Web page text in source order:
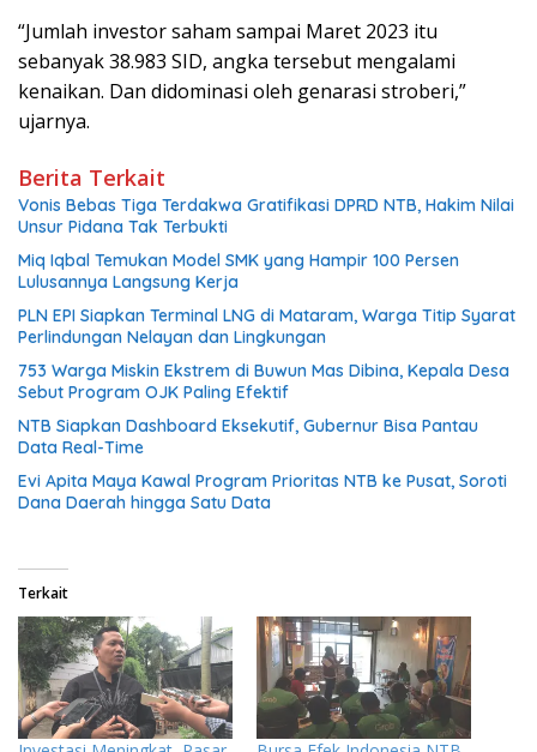
“Jumlah investor saham sampai Maret 2023 itu
sebanyak 38.983 SID, angka tersebut mengalami
kenaikan. Dan didominasi oleh genarasi stroberi,”
ujarnya.
Berita Terkait
Vonis Bebas Tiga Terdakwa Gratifikasi DPRD NTB, Hakim Nilai
Unsur Pidana Tak Terbukti
Miq Iqbal Temukan Model SMK yang Hampir 100 Persen
Lulusannya Langsung Kerja
PLN EPI Siapkan Terminal LNG di Mataram, Warga Titip Syarat
Perlindungan Nelayan dan Lingkungan
753 Warga Miskin Ekstrem di Buwun Mas Dibina, Kepala Desa
Sebut Program OJK Paling Efektif
NTB Siapkan Dashboard Eksekutif, Gubernur Bisa Pantau
Data Real-Time
Evi Apita Maya Kawal Program Prioritas NTB ke Pusat, Soroti
Dana Daerah hingga Satu Data
Terkait